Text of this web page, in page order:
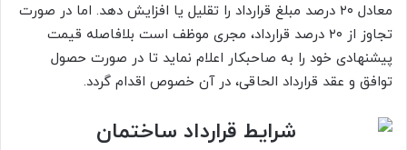
معادل ۲۰ درصد مبلغ قرارداد را تقلیل یا افزایش دهد. اما در صورت
تجاوز از ۲۰ درصد قرارداد، مجری موظف است بلافاصله قیمت
پیشنهادی خود را به صاحبکار اعلام نماید تا در صورت حصول
توافق و عقد قرارداد الحاقی، در آن خصوص اقدام گردد.